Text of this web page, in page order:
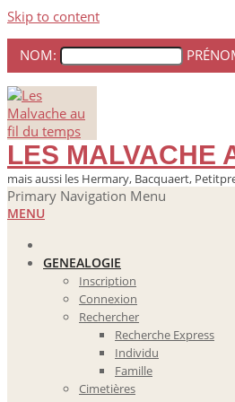
Skip to content
NOM:
LES MALVACHE
mais aussi les Hermary, Bacquaert,
Primary Navigation Menu
MENU
GENEALOGIE
Inscription
Connexion
Rechercher
Recherche Express
Individu
Famille
Cimetières